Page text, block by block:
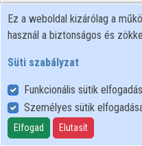
Felhasználói szabályzat
Adatkezelési tájékoztató
Süti szabályzat
Ez a weboldal kizárólag a
használ a biztonságos és
Süti szabályzat
Funkcionális sütik
Személyes sütik
Elfogad Elutasít